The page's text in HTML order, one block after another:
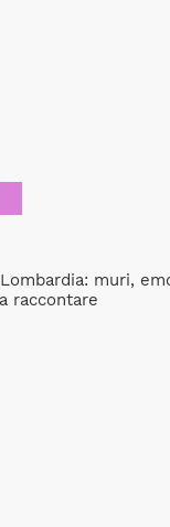
muri,
raccontare